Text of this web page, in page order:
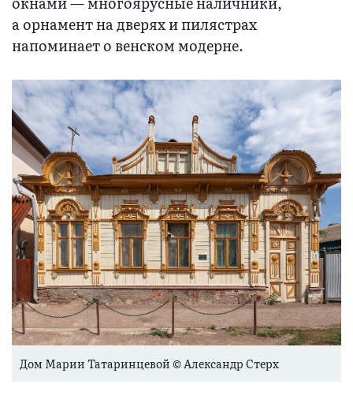
а орнамент на дверях и пилястрах
напоминает о венском модерне.
Дом Марии Татаринцевой © Александр Стерх